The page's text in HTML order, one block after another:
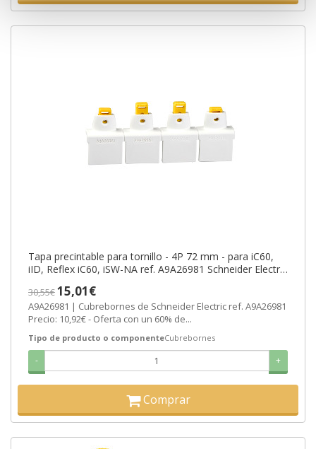
Tapa precintable para tornillo - 4P 72 mm - para iC60,
iID, Reflex iC60, iSW-NA ref. A9A26981 Schneider Electric
30,55€15,01€
A9A26981 | Cubrebornes de Schneider Electric ref. A9A26981
Precio: 10,92€ - Oferta con un 60% de...
Tipo de producto o componenteCubrebornes
- +
Comprar